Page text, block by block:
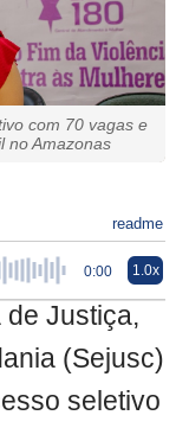
com 70 vagas e
no Amazonas
readme
0:00 1.0x
de Justiça,
(Sejusc)
seletivo